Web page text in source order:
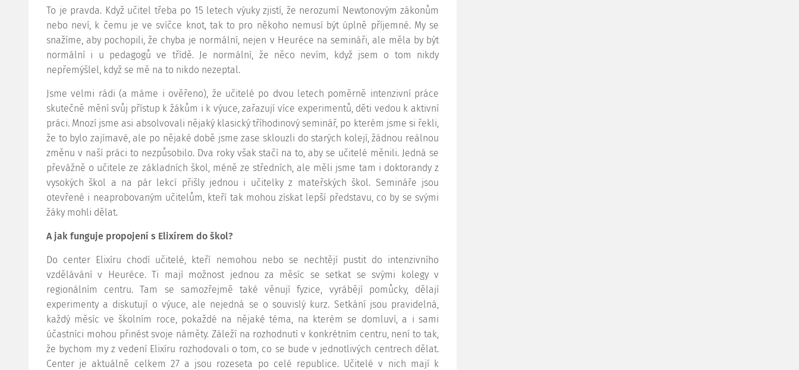
To je pravda. Když učitel třeba po 15 letech výuky zjistí, že nerozumí Newtonovým zákonům
nebo neví, k čemu je ve svíčce knot, tak to pro někoho nemusí být úplně příjemné. My se
snažíme, aby pochopili, že chyba je normální, nejen v Heuréce na semináři, ale měla by být
normální i u pedagogů ve třídě. Je normální, že něco nevím, když jsem o tom nikdy
nepřemýšlel, když se mě na to nikdo nezeptal.
Jsme velmi rádi (a máme i ověřeno), že učitelé po dvou letech poměrně intenzivní práce
skutečně mění svůj přístup k žákům i k výuce, zařazují více experimentů, děti vedou k aktivní
práci. Mnozí jsme asi absolvovali nějaký klasický tříhodinový seminář, po kterém jsme si řekli,
že to bylo zajímavé, ale po nějaké době jsme zase sklouzli do starých kolejí, žádnou reálnou
změnu v naší práci to nezpůsobilo. Dva roky však stačí na to, aby se učitelé měnili. Jedná se
převážně o učitele ze základních škol, méně ze středních, ale měli jsme tam i doktorandy z
vysokých škol a na pár lekcí přišly jednou i učitelky z mateřských škol. Semináře jsou
otevřené i neaprobovaným učitelům, kteří tak mohou získat lepší představu, co by se svými
žáky mohli dělat.
A jak funguje propojení s Elixírem do škol?
Do center Elixíru chodí učitelé, kteří nemohou nebo se nechtějí pustit do intenzivního
vzdělávání v Heuréce. Ti mají možnost jednou za měsíc se setkat se svými kolegy v
regionálním centru. Tam se samozřejmě také věnují fyzice, vyrábějí pomůcky, dělají
experimenty a diskutují o výuce, ale nejedná se o souvislý kurz. Setkání jsou pravidelná,
každý měsíc ve školním roce, pokaždé na nějaké téma, na kterém se domluví, a i sami
účastníci mohou přinést svoje náměty. Záleží na rozhodnutí v konkrétním centru, není to tak,
že bychom my z vedení Elixíru rozhodovali o tom, co se bude v jednotlivých centrech dělat.
Center je aktuálně celkem 27 a jsou rozeseta po celé republice. Učitelé v nich mají k